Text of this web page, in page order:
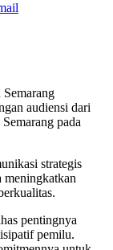
audiensi dari
pada
strategis
meningkatkan
pentingnya
pemilu.